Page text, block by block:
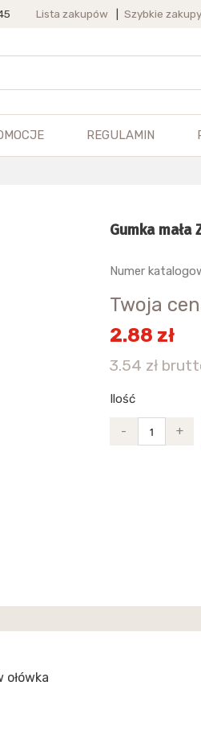
Lista zakupów Szybkie zakupy
REGULAMIN
Gumka mała
Numer
Twoja
2.88 zł
3.54 zł
Ilość
- +